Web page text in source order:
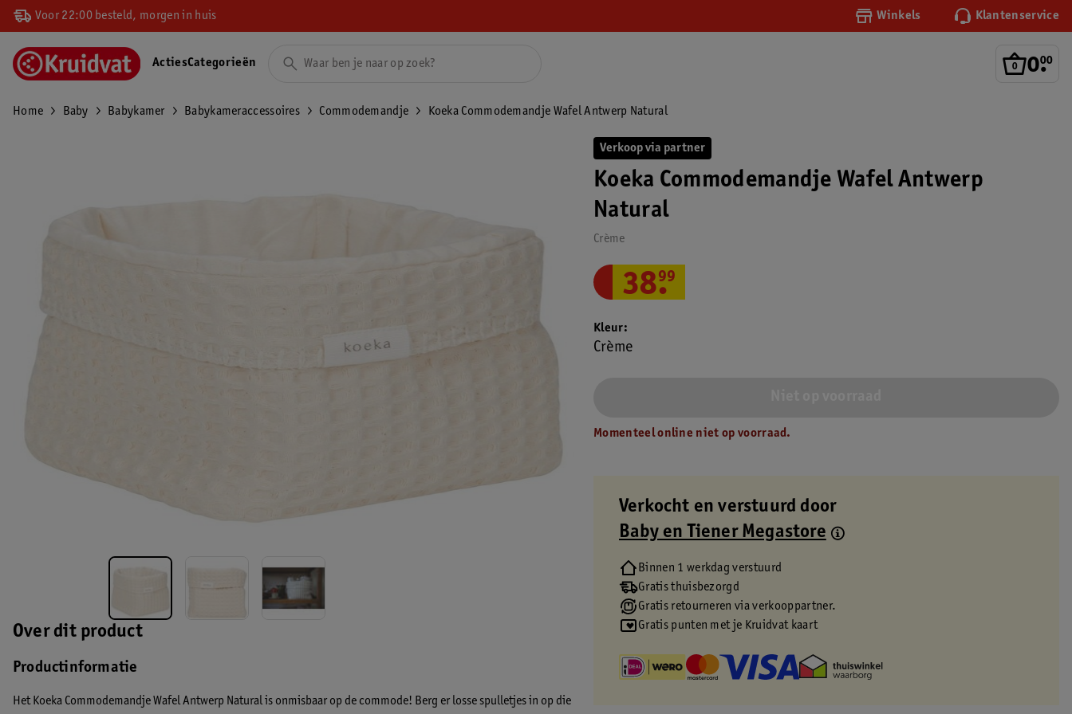
Voor 22:00 besteld, morgen in huis Winkels Klantenservice
0.
00
ActiesCategorieën
Home Baby Babykamer Babykameraccessoires Commodemandje Koeka Commodemandje Wafel Antwerp Natural
Over dit product
Productinformatie
Het Koeka Commodemandje Wafel Antwerp Natural is onmisbaar op de commode! Berg er losse spulletjes in op die
Verkoop via partner
Koeka Commodemandje Wafel Antwerp
Natural
Crème
38.
99
Kleur
Crème
Momenteel online niet op voorraad.
Verkocht en verstuurd door
Baby en Tiener Megastore
Binnen 1 werkdag verstuurd
Gratis thuisbezorgd
Gratis retourneren via verkooppartner.
Gratis punten met je Kruidvat kaart